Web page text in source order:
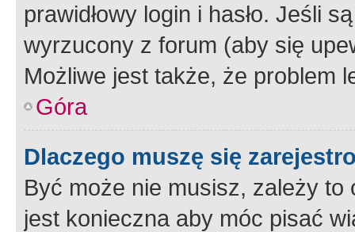
prawidłowy login i hasło. Jeśli
wyrzucony z forum (aby się
Możliwe jest także, że problem
Góra
Dlaczego muszę się
Być może nie musisz, zależy
jest konieczna aby móc pisać